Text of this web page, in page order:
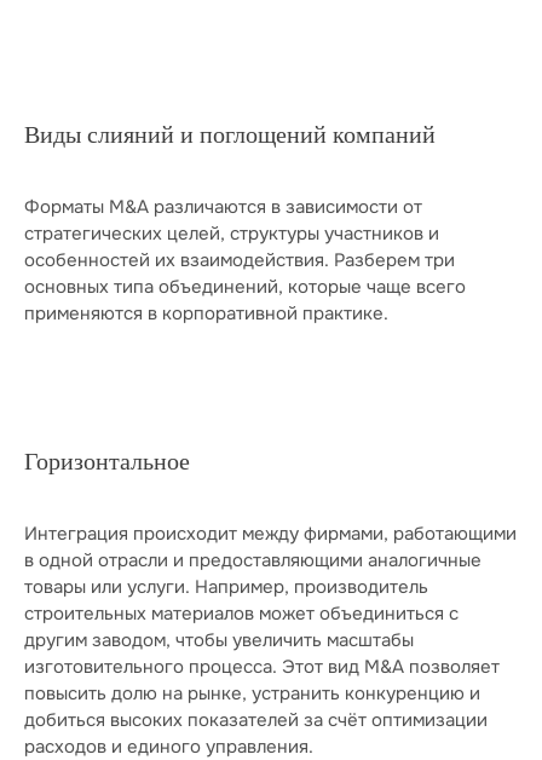
Виды слияний и поглощений компаний
Форматы M&A различаются в зависимости от
стратегических целей, структуры участников и
особенностей их взаимодействия. Разберем три
основных типа объединений, которые чаще всего
применяются в корпоративной практике.
Горизонтальное
Интеграция происходит между фирмами, работающими
в одной отрасли и предоставляющими аналогичные
товары или услуги. Например, производитель
строительных материалов может объединиться с
другим заводом, чтобы увеличить масштабы
изготовительного процесса. Этот вид M&A позволяет
повысить долю на рынке, устранить конкуренцию и
добиться высоких показателей за счёт оптимизации
расходов и единого управления.